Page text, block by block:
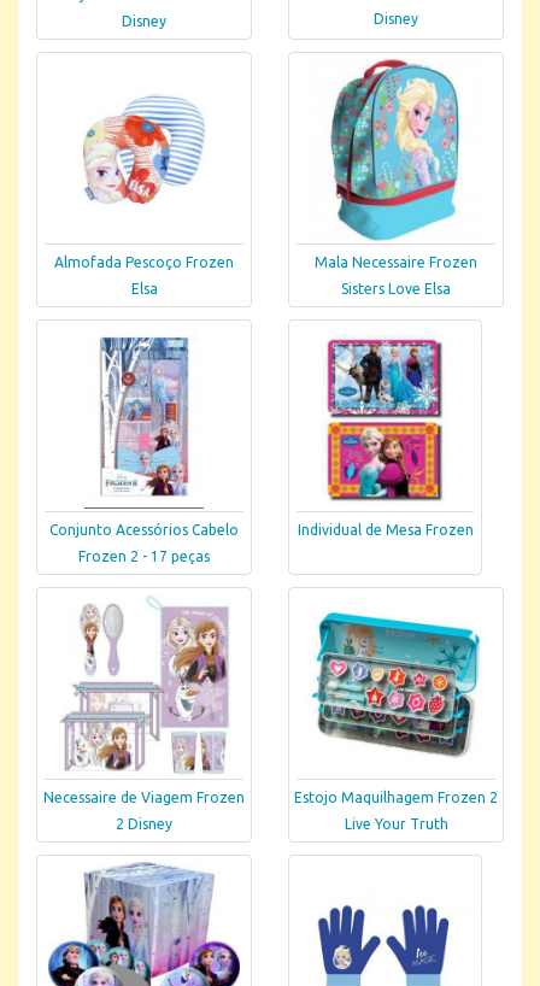
Disney
Disney
Almofada Pescoço Frozen
Elsa
Mala Necessaire Frozen
Sisters Love Elsa
Conjunto Acessórios Cabelo
Frozen 2 - 17 peças
Individual de Mesa Frozen
Necessaire de Viagem Frozen
2 Disney
Estojo Maquilhagem Frozen 2
Live Your Truth